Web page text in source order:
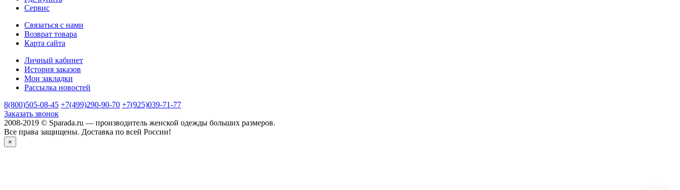
Сервис
Связаться с нами
Возврат товара
Карта сайта
Личный кабинет
История заказов
Мои закладки
Рассылка новостей
8(800)505-08-45 +7(499)290-90-70 +7(925)039-71-77
Заказать звонок
2008-2019 © Sparada.ru — производитель женской одежды больших размеров.
Все права защищены. Доставка по всей России!
×